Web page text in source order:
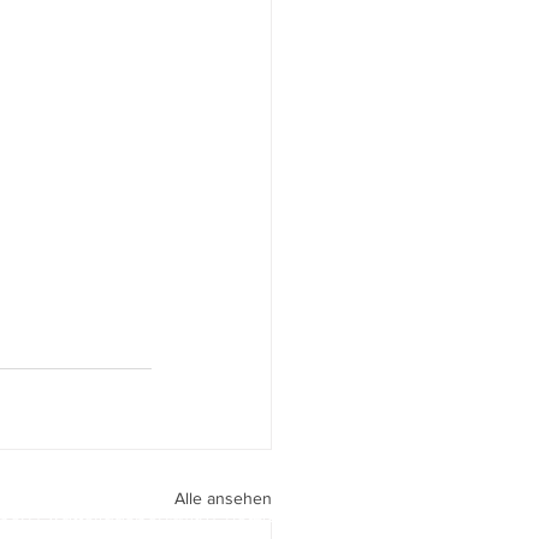
Alle ansehen
walter.gasperi@film-netz.com